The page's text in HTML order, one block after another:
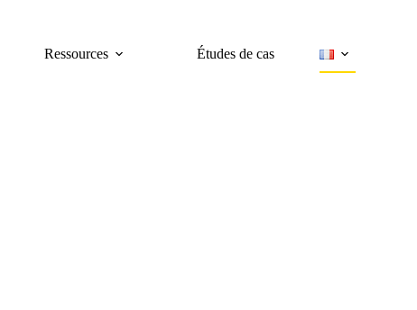
Ressources Études de cas